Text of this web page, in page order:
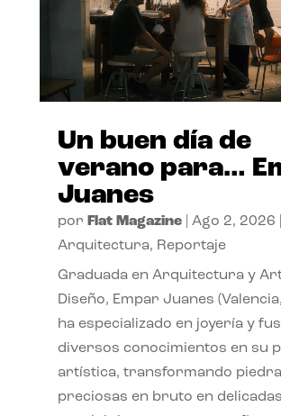
Un buen día de
verano para…
Juanes
por Flat Magazine| Ago 2, 2026
Arquitectura, Reportaje
Graduada en Arquitectura y
Diseño, Empar Juanes
ha especializado en joyería y
diversos conocimientos en su
artística, transformando
preciosas en bruto en